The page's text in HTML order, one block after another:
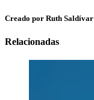
Creado por Ruth Saldívar
Relacionadas